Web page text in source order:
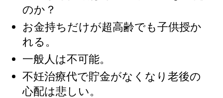
のか？
お金持ちだけが超高齢でも子供授か
れる。
一般人は不可能。
不妊治療代で貯金がなくなり老後の
心配は悲しい。